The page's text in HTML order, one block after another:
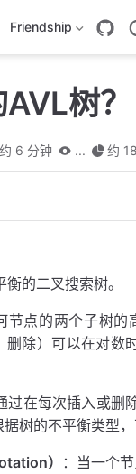
Friendship
树？
6 分钟 ... 约
的二叉搜索树。
节点的两个子树
删除）可以在对
过在每次插入或删
树的不平衡类型
）
：当一个